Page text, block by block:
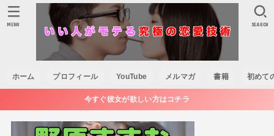
ホーム プロフィール YouTube メルマガ 書籍 初めて
SEARCH
MENU
今すぐ彼女が欲しい方はコチラ